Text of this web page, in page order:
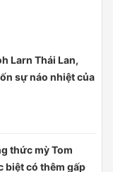
giữa thiên
chơi nhưng Coco
đến thú vị tiếp